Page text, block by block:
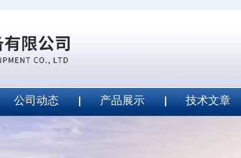
公司动态 产品展示 技术文章